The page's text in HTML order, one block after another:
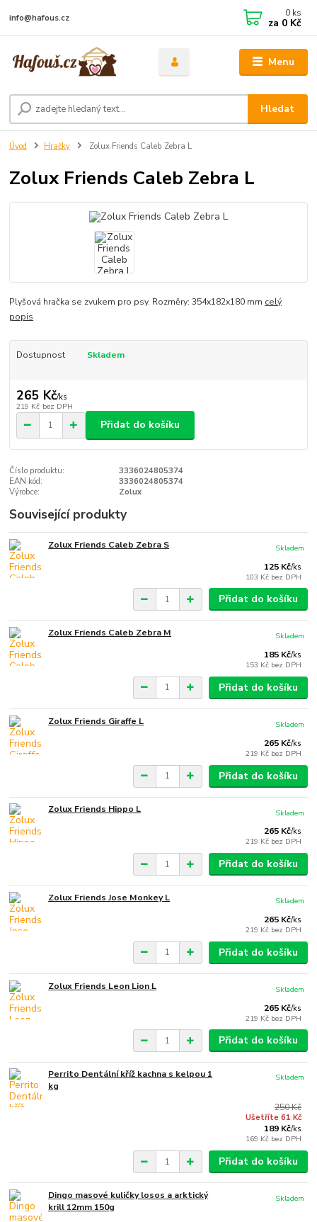
Menu
Hledat
info@hafous.cz 0 ks
za 0 Kč
Úvod Hračky Zolux Friends Caleb Zebra L
Zolux Friends Caleb Zebra L
Plyšová hračka se zvukem pro psy. Rozměry: 354x182x180 mm celý
popis
Dostupnost Skladem
265 Kč/ks
219 Kč bez DPH
Přidat do košíku
Číslo produktu:
3336024805374
EAN kód:
3336024805374
Výrobce:
Zolux
Související produkty
Zolux Friends Caleb Zebra S
125 Kč/ks
103 Kč bez DPH
Skladem
Přidat do košíku
Zolux Friends Caleb Zebra M
185 Kč/ks
153 Kč bez DPH
Skladem
Přidat do košíku
Zolux Friends Giraffe L
265 Kč/ks
219 Kč bez DPH
Skladem
Přidat do košíku
Zolux Friends Hippo L
265 Kč/ks
219 Kč bez DPH
Skladem
Přidat do košíku
Zolux Friends Jose Monkey L
265 Kč/ks
219 Kč bez DPH
Skladem
Přidat do košíku
Zolux Friends Leon Lion L
265 Kč/ks
219 Kč bez DPH
Skladem
Přidat do košíku
Perrito Dentální kříž kachna s kelpou 1
kg
250 Kč
Ušetříte 61 Kč
189 Kč/ks
169 Kč bez DPH
Skladem
Přidat do košíku
Dingo masové kuličky losos a arktický
krill 12mm 150g
Skladem